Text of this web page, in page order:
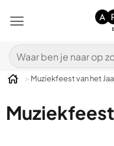
naar
Zoeken
naar:
> Muziekfeest van het